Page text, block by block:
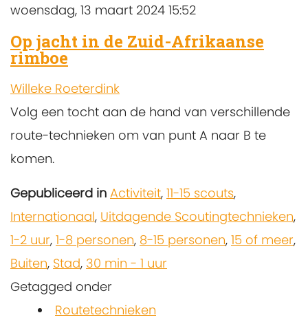
woensdag, 13 maart 2024 15:52
Op jacht in de Zuid-Afrikaanse
rimboe
Willeke Roeterdink
Volg een tocht aan de hand van verschillende
route-technieken om van punt A naar B te
komen.
Gepubliceerd in Activiteit, 11-15 scouts,
Internationaal, Uitdagende Scoutingtechnieken,
1-2 uur, 1-8 personen, 8-15 personen, 15 of meer,
Buiten, Stad, 30 min - 1 uur
Getagged onder
Routetechnieken